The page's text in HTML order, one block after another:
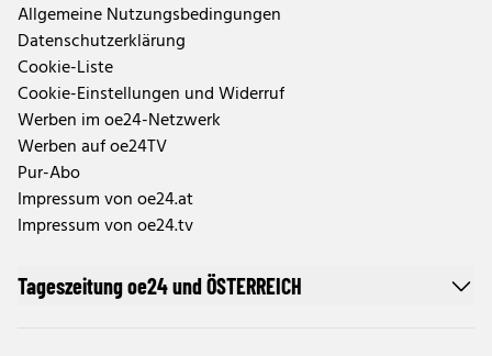
Allgemeine Nutzungsbedingungen
Datenschutzerklärung
Cookie-Liste
Cookie-Einstellungen und Widerruf
Werben im oe24-Netzwerk
Werben auf oe24TV
Pur-Abo
Impressum von oe24.at
Impressum von oe24.tv
Tageszeitung oe24 und ÖSTERREICH